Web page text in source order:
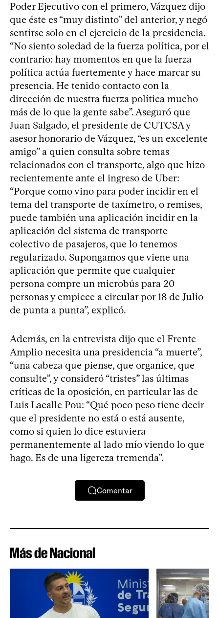
Poder Ejecutivo con el primero, Vázquez dijo
que éste es “muy distinto” del anterior, y negó
sentirse solo en el ejercicio de la presidencia.
“No siento soledad de la fuerza política, por el
contrario: hay momentos en que la fuerza
política actúa fuertemente y hace marcar su
presencia. He tenido contacto con la
dirección de nuestra fuerza política mucho
más de lo que la gente sabe”. Aseguró que
Juan Salgado, el presidente de CUTCSA y
asesor honorario de Vázquez, “es un excelente
amigo” a quien consulta sobre temas
relacionados con el transporte, algo que hizo
recientemente ante el ingreso de Uber:
“Porque como vino para poder incidir en el
tema del transporte de taxímetro, o remises,
puede también una aplicación incidir en la
aplicación del sistema de transporte
colectivo de pasajeros, que lo tenemos
regularizado. Supongamos que viene una
aplicación que permite que cualquier
persona compre un microbús para 20
personas y empiece a circular por 18 de Julio
de punta a punta”, explicó.
Además, en la entrevista dijo que el Frente
Amplio necesita una presidencia “a muerte”,
“una cabeza que piense, que organice, que
consulte”, y consideró “tristes” las últimas
críticas de la oposición, en particular las de
Luis Lacalle Pou: “Qué poco peso tiene decir
que el presidente no está o está ausente,
como si quien lo dice estuviera
permanentemente al lado mío viendo lo que
hago. Es de una ligereza tremenda”.
Comentar
Más de Nacional